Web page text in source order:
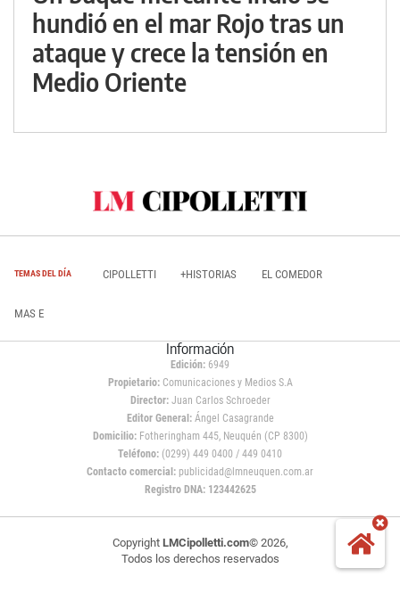
hundió en el mar Rojo tras un
ataque y crece la tensión en
Medio Oriente
TEMAS DEL DÍA CIPOLLETTI +HISTORIAS EL COMEDOR
MAS E
Información
Edición: 6949
Propietario:Comunicaciones y Medios S.A
Director: Juan Carlos Schroeder
Editor General:Ángel Casagrande
Domicilio:Fotheringham 445, Neuquén (CP 8300)
Teléfono: (0299) 449 0400 / 449 0410
Contacto comercial: publicidad@lmneuquen.com.ar
Registro DNA: 123442625
Copyright LMCipolletti.com© 2026,
Todos los derechos reservados